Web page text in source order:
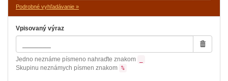
Podrobné vyhľadávanie »
Vpisovaný výraz
Jedno neznáme písmeno nahraďte znakom
Skupinu neznámych písmen znakom %